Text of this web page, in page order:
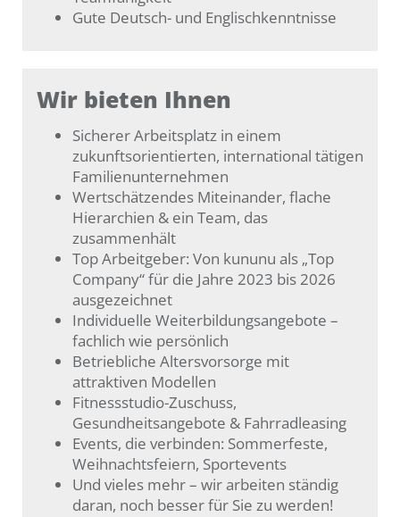
Gute Deutsch- und Englischkenntnisse
Wir bieten Ihnen
Sicherer Arbeitsplatz in einem
zukunftsorientierten, international tätigen
Familienunternehmen
Wertschätzendes Miteinander, flache
Hierarchien & ein Team, das
zusammenhält
Top Arbeitgeber: Von kununu als „Top
Company“ für die Jahre 2023 bis 2026
ausgezeichnet
Individuelle Weiterbildungsangebote –
fachlich wie persönlich
Betriebliche Altersvorsorge mit
attraktiven Modellen
Fitnessstudio-Zuschuss,
Gesundheitsangebote & Fahrradleasing
Events, die verbinden: Sommerfeste,
Weihnachtsfeiern, Sportevents
Und vieles mehr – wir arbeiten ständig
daran, noch besser für Sie zu werden!